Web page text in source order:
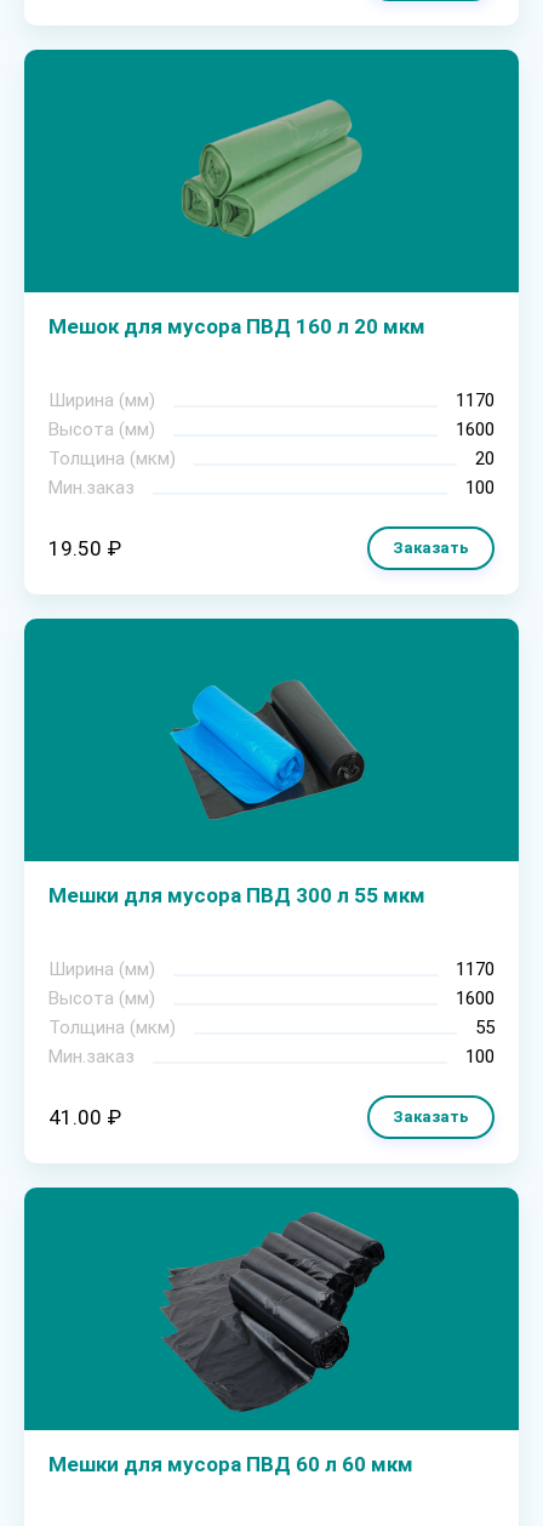
Мешок для мусора ПВД 160 л 20 мкм
Ширина (мм)
1170
Высота (мм)
1600
Толщина (мкм)
20
Мин.заказ
100
19.50 ₽ Заказать
Мешки для мусора ПВД 300 л 55 мкм
Ширина (мм)
1170
Высота (мм)
1600
Толщина (мкм)
55
Мин.заказ
100
41.00 ₽ Заказать
Мешки для мусора ПВД 60 л 60 мкм